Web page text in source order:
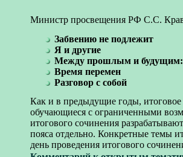
Министр просвещения РФ С.С.
Забвению не подлежит
Я и другие
Между прошлым и будущим:
Время перемен
Разговор с собой
Как и в предыдущие годы, итоговое
обучающиеся с ограниченными
итогового сочинения
пояса отдельно. Конкретные темы
день проведения итогового